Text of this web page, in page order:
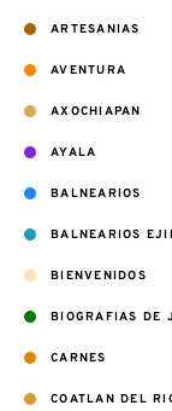
ARTESANIAS
AVENTURA
AXOCHIAPAN
AYALA
BALNEARIOS
BALNEARIOS
BIENVENIDOS
BIOGRAFIAS DE
CARNES
COATLAN DEL